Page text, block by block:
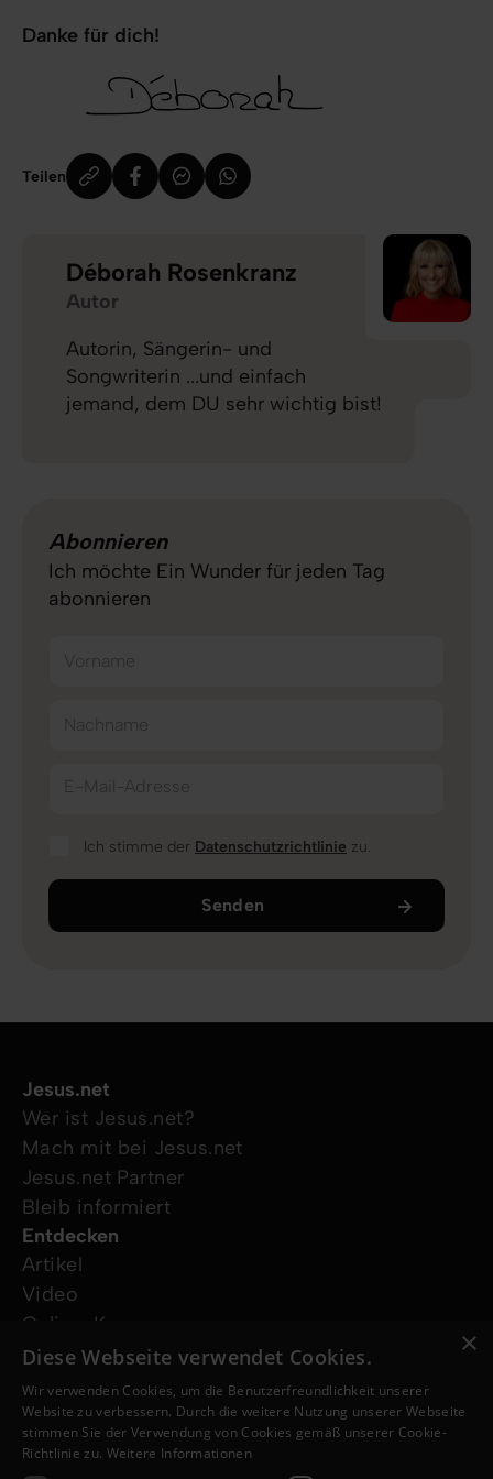
Danke für dich!
Teilen
Déborah Rosenkranz
Autor
Autorin, Sängerin- und
Songwriterin ...und einfach
jemand, dem DU sehr wichtig bist!
Abonnieren
Ich möchte Ein Wunder für jeden Tag
abonnieren
Vorname
Nachname
E-Mail-Adresse
Ich stimme der Datenschutzrichtlinie zu.
Senden
Jesus.net
Wer ist Jesus.net?
Mach mit bei Jesus.net
Jesus.net Partner
Bleib informiert
Entdecken
Artikel
Video
Online-Kurse
Unsere Projekte
Ich wünsche mir Gebet
Ich habe eine Frage
Folge uns
×
Diese Webseite verwendet Cookies.
Wir verwenden Cookies, um die Benutzerfreundlichkeit unserer
Website zu verbessern. Durch die weitere Nutzung unserer Webseite
stimmen Sie der Verwendung von Cookies gemäß unserer Cookie-
Richtlinie zu. Weitere Informationen